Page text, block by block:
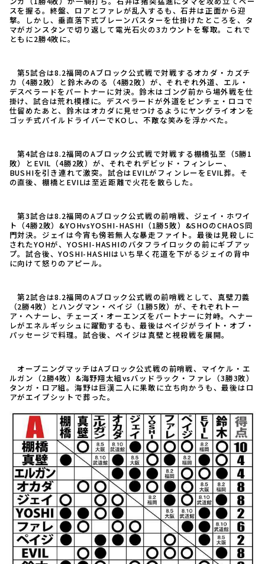
スを握る。終盤、ロアとファレが乱入するも、石井は正面から迎
撃。しかし、垂直落下式ブレーンバスターを仕掛けたところを、タ
マがガンスタンで切り返して電光石火の3カウントを奪取。これで
ともに2勝4敗に。
第5試合は8.2福岡のAブロック公式戦で対戦するオカダ・カズチ
カ（4勝2敗）と鈴木みのる（4勝2敗）が、それぞれ外道、エル・
デスペラードをパートナーに対決。鈴木はゴング前から場外戦を仕
掛け、試合は荒れ模様に。デスペラードが外道をピンチェ・ロコで
仕留めたあと、鈴木はオカダに見せつけるようにヤングライオンを
ゴッチ式パイルドライバーでKOし、不敵な笑みを浮かべた。
第4試合は8.2福岡のAブロック公式戦で対戦する棚橋弘至（5勝1
敗）とEVIL（4勝2敗）が、それぞれデビッド・フィンレー、
BUSHIを引き連れて激突。試合はEVILがフィンレーをEVIL葬。そ
の直後、棚橋とEVILは至近距離で火花を散らした。
第3試合は8.2福岡のAブロック公式戦の前哨戦、ジェイ・ホワイ
ト（4勝2敗）&YOHvsYOSHI-HASHI（1勝5敗）&SHOのCHAOS同
門対決。ジェイは今宵も傍若無人な暴走ファイト。最後は見殺しに
されたYOHが、YOSHI-HASHIのバタフライロックの前にギブアッ
プ。試合後、YOSHI-HASHIはいち早く花道を下がるジェイの背中
に向けて怒りのアピール。
第2試合は8.2福岡のAブロック公式戦の前哨戦として、真壁刀義
（2勝4敗）とハングマン・ペイジ（1勝5敗）が、それぞれトー
ア・ヘナーレ、チェーズ・オーエンズをパートナーに対峙。ヘナー
レがエネルギッシュに躍動するも、最後はペイジがライト・オブ・
パッセージで料理。試合後、ペイジは真壁と視殺戦を展開。
オープニングマッチはAブロック公式戦の前哨戦、マイケル・エ
ルガン（2勝4敗）&海野翔太組vsバッドラック・ファレ（3勝3敗）
タンガ・ロア組。海野は巨漢二人に果敢に立ち向かうも、最後はロ
アがエイプシットで葬った。